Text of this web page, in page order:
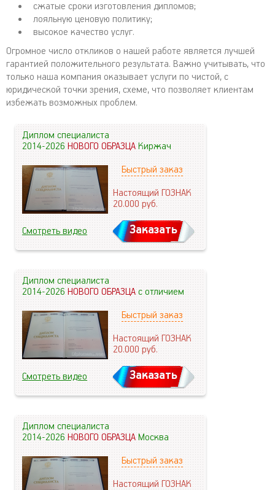
сжатые сроки изготовления дипломов;
лояльную ценовую политику;
высокое качество услуг.
Огромное число откликов о нашей работе является лучшей
гарантией положительного результата. Важно учитывать, что
только наша компания оказывает услуги по чистой, с
юридической точки зрения, схеме, что позволяет клиентам
избежать возможных проблем.
Диплом специалиста
2014-2026НОВОГО ОБРАЗЦАКиржач
Быстрый заказ
Настоящий ГОЗНАК
20.000руб.
Смотреть видео Заказать
Диплом специалиста
2014-2026НОВОГО ОБРАЗЦАс отличием
Быстрый заказ
Настоящий ГОЗНАК
20.000руб.
Смотреть видео Заказать
Диплом специалиста
2014-2026НОВОГО ОБРАЗЦАМосква
Быстрый заказ
Настоящий ГОЗНАК